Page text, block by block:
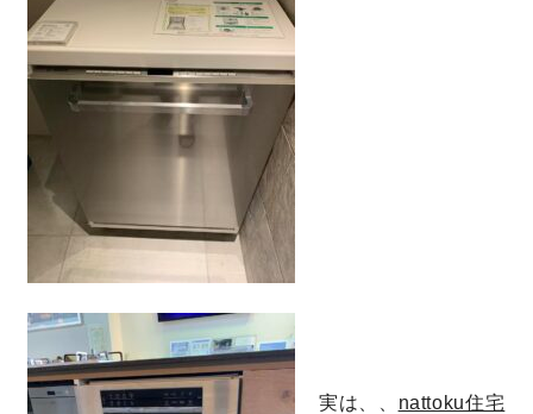
生涯続く安心のアフターフォロー
最響の家
nattoku住宅25周年記念モデル
Glass Arts
実は、、 nattoku住宅